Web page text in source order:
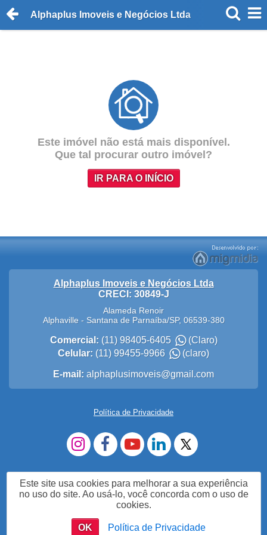
Alphaplus Imoveis e Negócios Ltda
Este imóvel não está mais disponível.
Que tal procurar outro imóvel?
IR PARA O INÍCIO
Alphaplus Imoveis e Negócios Ltda
CRECI: 30849-J
Alameda Renoir
Alphaville- Santana de Parnaíba/SP, 06539-380
Comercial: (11) 98405-6405
(Claro)
Celular: (11) 99455-9966 (claro)
E-mail: alphaplusimoveis@gmail.com
Política de Privacidade
Este site usa cookies para melhorar a sua experiência
no uso do site. Ao usá-lo, você concorda com o uso de
cookies.
OK Política de Privacidade